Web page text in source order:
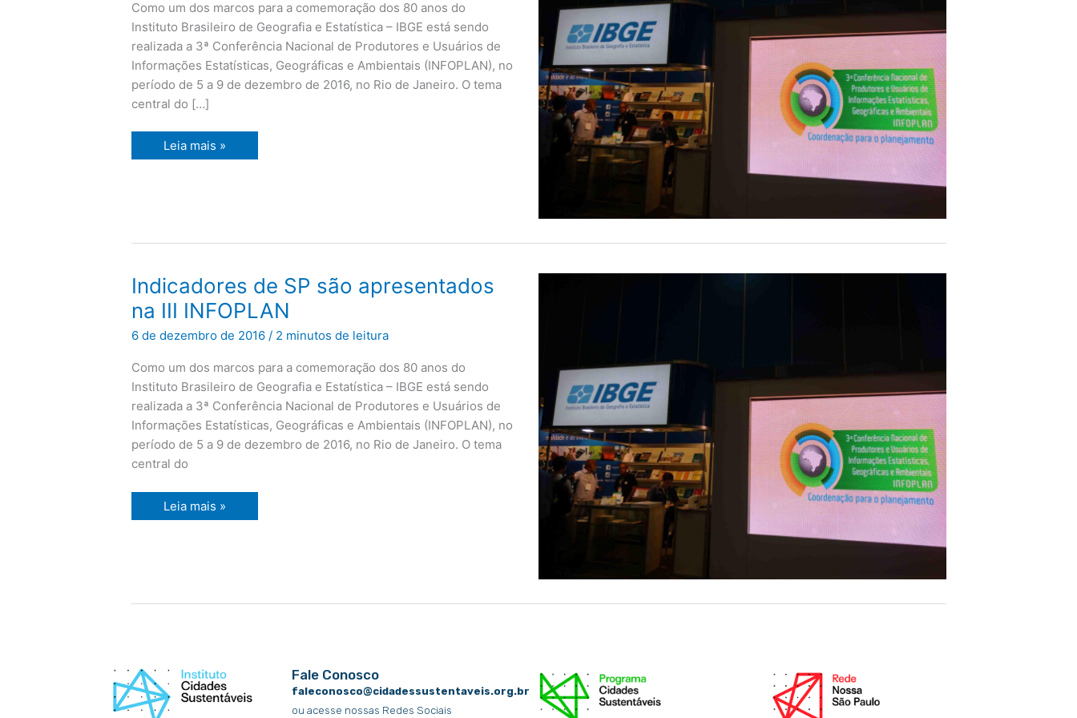
Como um dos marcos para a comemoração dos 80 anos do
Instituto Brasileiro de Geografia e Estatística – IBGE está sendo
realizada a 3ª Conferência Nacional de Produtores e Usuários de
Informações Estatísticas, Geográficas e Ambientais (INFOPLAN), no
período de 5 a 9 de dezembro de 2016, no Rio de Janeiro. O tema
central do […]
Leia mais »
Indicadores de SP são apresentados
na III INFOPLAN
6 de dezembro de 2016 / 2 minutos de leitura
Como um dos marcos para a comemoração dos 80 anos do
Instituto Brasileiro de Geografia e Estatística – IBGE está sendo
realizada a 3ª Conferência Nacional de Produtores e Usuários de
Informações Estatísticas, Geográficas e Ambientais (INFOPLAN), no
período de 5 a 9 de dezembro de 2016, no Rio de Janeiro. O tema
central do
Indicadores
de
SP
são
na
INFOPLAN
Leia mais »
Fale Conosco
faleconosco@cidadessustentaveis.org.br
ou acesse nossas Redes Sociais